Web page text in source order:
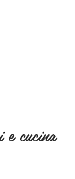
cucina